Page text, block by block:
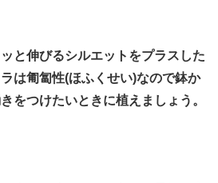
と伸びるシルエットをプラスした
は匍匐性(ほふくせい)なので鉢か
をつけたいときに植えましょう。